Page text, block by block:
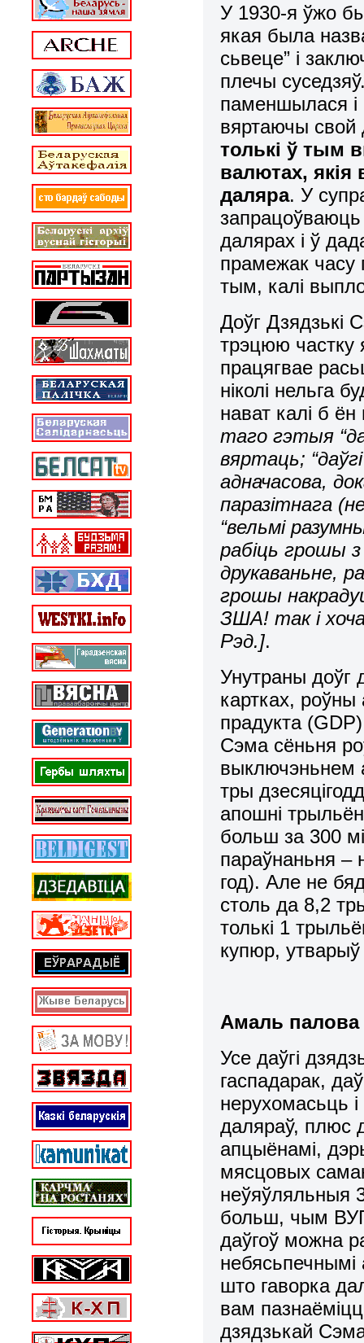
У 1930-я ўжо
якая была
сьвеце” і
плечы
паменшылася і
вяртаючы
толькі ў тым
валютах, якія
даляра. У
далярах і ў
прамежак часу
тым, калі
Доўг Дзядзькі
трэцюю частку
працягвае
ніколі нельга
нават калі б
таго гэтыя
вяртаць;
адначасова,
паразітнага
“вельмі
рабіць грошы з
друкаваньне,
грошы
ЗША! так і
Рэд.].
Унутраны доўг
картках, роўны
прадукта
Сэма сёньня
выключэньнем
тры
апошні
больш за 300
параўнаньня –
год). Але не
столь да 8,2
толькі 1
купюр,
Амаль палова
Усе даўгі
гаспадарак,
нерухомасьць
даляраў, плюс
апцыёнамі,
мясцовых
неўяўляльныя
больш, чым ВУП
даўгоў можна
што гаворка
вам
дзядзькай